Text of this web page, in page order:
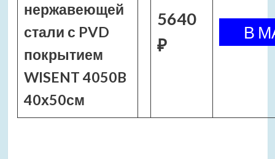
нержавеющей
стали с PVD
покрытием
WISENT 4050B
40х50см
5640
₽